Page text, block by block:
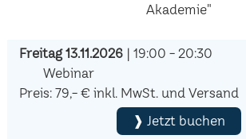
Akademie"
Freitag 13.11.2026| 19:00 - 20:30
Webinar
Preis: 79,- € inkl. MwSt. und Versand
❱ Jetzt buchen